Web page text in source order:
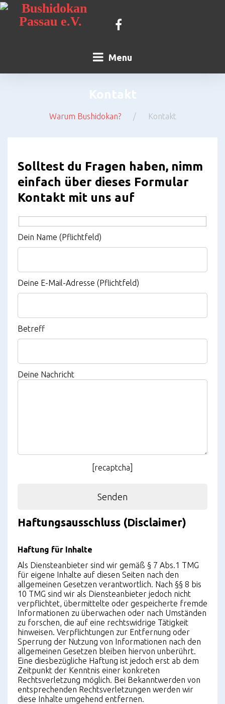
Skip
content
Kontakt
Menu
Kontakt
Warum Bushidokan? / Kontakt
Solltest du Fragen haben, nimm
einfach über dieses Formular
Kontakt mit uns auf
Dein Name (Pflichtfeld)
Deine E-Mail-Adresse (Pflichtfeld)
Betreff
Deine Nachricht
[recaptcha]
Haftungsausschluss (Disclaimer)
Haftung für Inhalte
Als Diensteanbieter sind wir gemäß § 7 Abs.1 TMG
für eigene Inhalte auf diesen Seiten nach den
allgemeinen Gesetzen verantwortlich. Nach §§ 8 bis
10 TMG sind wir als Diensteanbieter jedoch nicht
verpflichtet, übermittelte oder gespeicherte fremde
Informationen zu überwachen oder nach Umständen
zu forschen, die auf eine rechtswidrige Tätigkeit
hinweisen. Verpflichtungen zur Entfernung oder
Sperrung der Nutzung von Informationen nach den
allgemeinen Gesetzen bleiben hiervon unberührt.
Eine diesbezügliche Haftung ist jedoch erst ab dem
Zeitpunkt der Kenntnis einer konkreten
Rechtsverletzung möglich. Bei Bekanntwerden von
entsprechenden Rechtsverletzungen werden wir
diese Inhalte umgehend entfernen.